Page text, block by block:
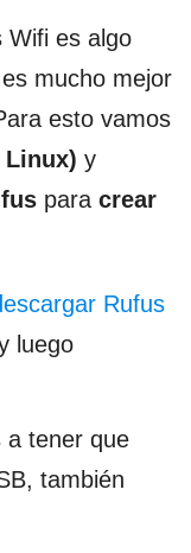
Wifi es algo
mucho mejor
esto vamos
Linux) y
para crear
Rufus
luego
a tener que
también